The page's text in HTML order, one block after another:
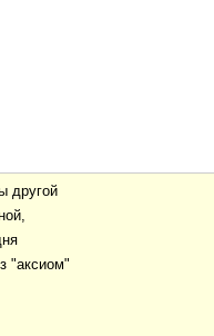
другой
"аксиом"